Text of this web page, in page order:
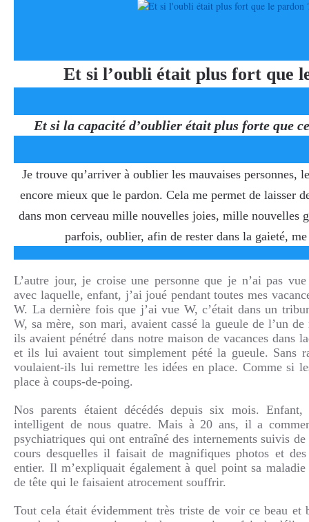
Et si l’oubli était plus fort que
Et si la capacité d’oublier était plus forte que
Je trouve qu’arriver à oublier les mauvaises personnes,
encore mieux que le pardon. Cela me permet de laisser
dans mon cerveau mille nouvelles joies, mille nouvelles
parfois, oublier, afin de rester dans la gaieté,
L’autre jour, je croise une personne que je n’ai pas
avec laquelle, enfant, j’ai joué pendant toutes mes
W. La dernière fois que j’ai vue W, c’était dans un
W, sa mère, son mari, avaient cassé la gueule de l’un
ils avaient pénétré dans notre maison de vacances dans
et ils lui avaient tout simplement pété la gueule. Sans
voulaient-ils lui remettre les idées en place. Comme si
place à coups-de-poing.
Nos parents étaient décédés depuis six mois.
intelligent de nous quatre. Mais à 20 ans, il a
psychiatriques qui ont entraîné des internements suivis
cours desquelles il faisait de magnifiques photos et
entier. Il m’expliquait également à quel point sa
de tête qui le faisaient atrocement souffrir.
Tout cela était évidemment très triste de voir ce beau et